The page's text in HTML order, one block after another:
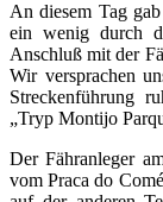
An diesem Tag
ein wenig durch
Anschluß mit der
Wir versprachen
Streckenführung
„Tryp Montijo
Der Fähranleger
vom Praca do